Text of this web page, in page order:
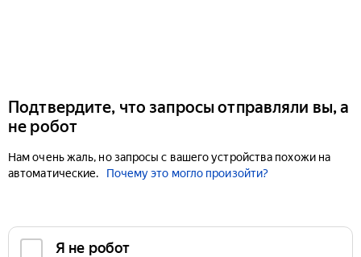
Подтвердите, что запросы отправляли вы, а
не робот
Нам очень жаль, но запросы с вашего устройства похожи на
автоматические.
Почему это могло произойти?